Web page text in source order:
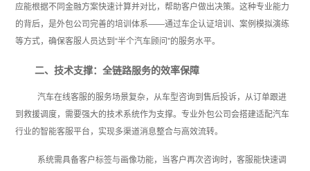
应能根据不同金融方案快速计算并对比，帮助客户做出决策。这种专业能力
的背后，是外包公司完善的培训体系——通过车企认证培训、案例模拟演练
等方式，确保客服人员达到“半个汽车顾问”的服务水平。
二、技术支撑：全链路服务的效率保障
汽车在线客服的服务场景复杂，从车型咨询到售后投诉，从订单跟进
到救援调度，需要强大的技术系统作为支撑。专业外包公司会搭建适配汽车
行业的智能客服平台，实现多渠道消息整合与高效流转。
系统需具备客户标签与画像功能，当客户再次咨询时，客服能快速调